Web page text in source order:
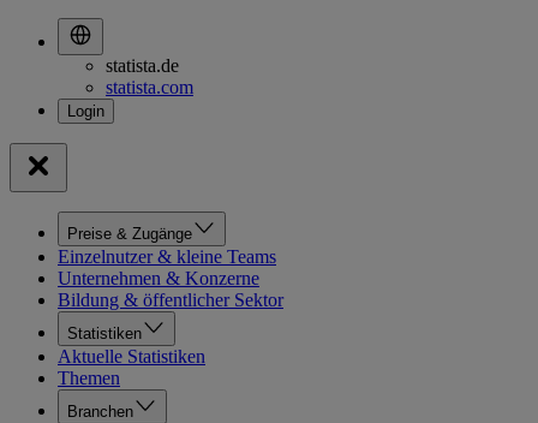
statista.de
statista.com
Preise & Zugänge
Einzelnutzer & kleine Teams
Unternehmen & Konzerne
Bildung & öffentlicher Sektor
Statistiken
Aktuelle Statistiken
Themen
Branchen